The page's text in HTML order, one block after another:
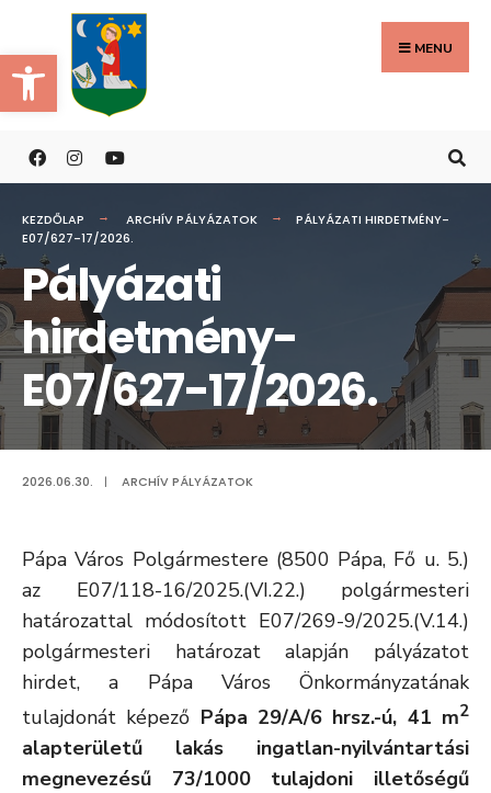
Eszköztár megnyitása
to
content
MENU
KEZDŐLAP ARCHÍV PÁLYÁZATOK
PÁLYÁZATI HIRDETMÉNY-
E07/627-17/2026.
Pályázati
hirdetmény-
E07/627-17/2026.
2026.06.30. | ARCHÍV PÁLYÁZATOK
Pápa Város Polgármestere (8500 Pápa, Fő u. 5.)
az E07/118-16/2025.(VI.22.) polgármesteri
határozattal módosított E07/269-9/2025.(V.14.)
polgármesteri határozat alapján pályázatot
hirdet, a Pápa Város Önkormányzatának
tulajdonát képező Pápa 29/A/6 hrsz.-ú, 41 m2
alapterületű lakás ingatlan-nyilvántartási
megnevezésű 73/1000 tulajdoni illetőségű
Search